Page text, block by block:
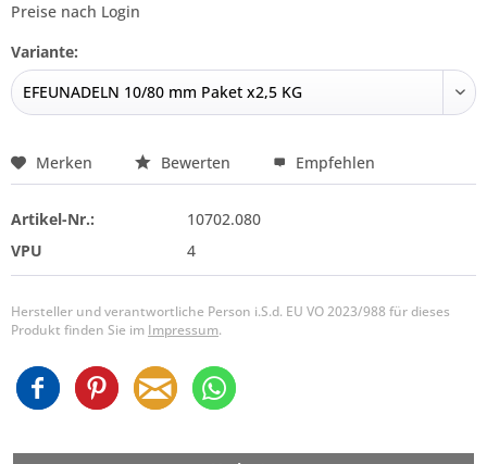
Preise nach Login
Variante:
Merken Bewerten Empfehlen
Artikel-Nr.:
10702.080
VPU
4
Hersteller und verantwortliche Person i.S.d. EU VO 2023/988 für dieses
Produkt finden Sie im Impressum.